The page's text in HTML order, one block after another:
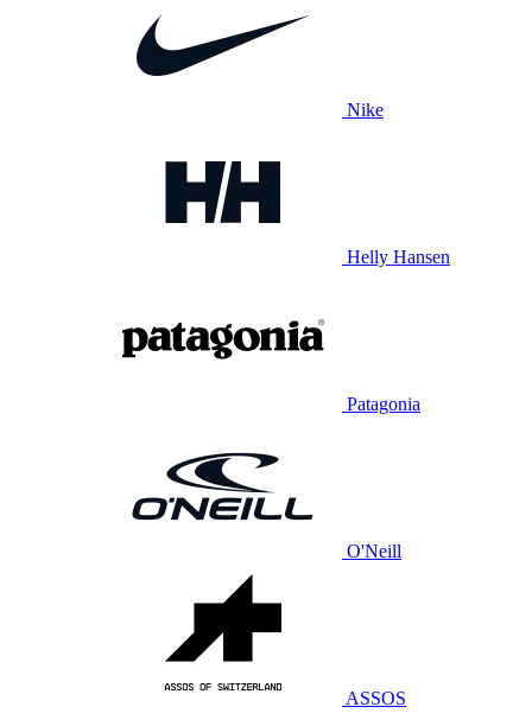
Nike
Helly Hansen
Patagonia
O'Neill
ASSOS